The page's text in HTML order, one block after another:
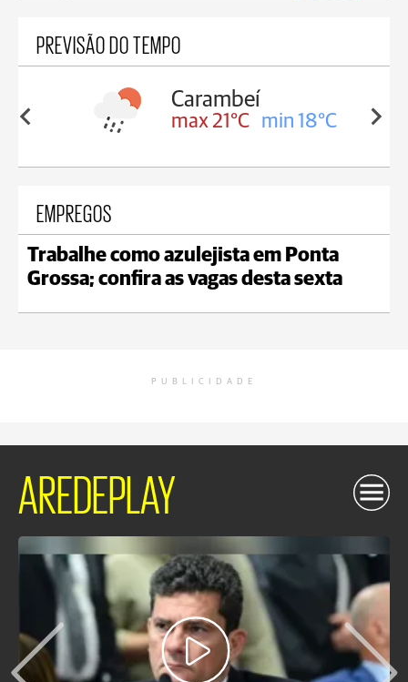
PREVISÃO DO TEMPO
18°C
Carambeí
max 21°C min 18°C
EMPREGOS
Trabalhe como azulejista em Ponta
Grossa; confira as vagas desta sexta
PUBLICIDADE
AREDEPLAY